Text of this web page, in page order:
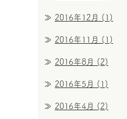
2016年12月 (1)
2016年11月 (1)
2016年8月 (2)
2016年5月 (1)
2016年4月 (2)